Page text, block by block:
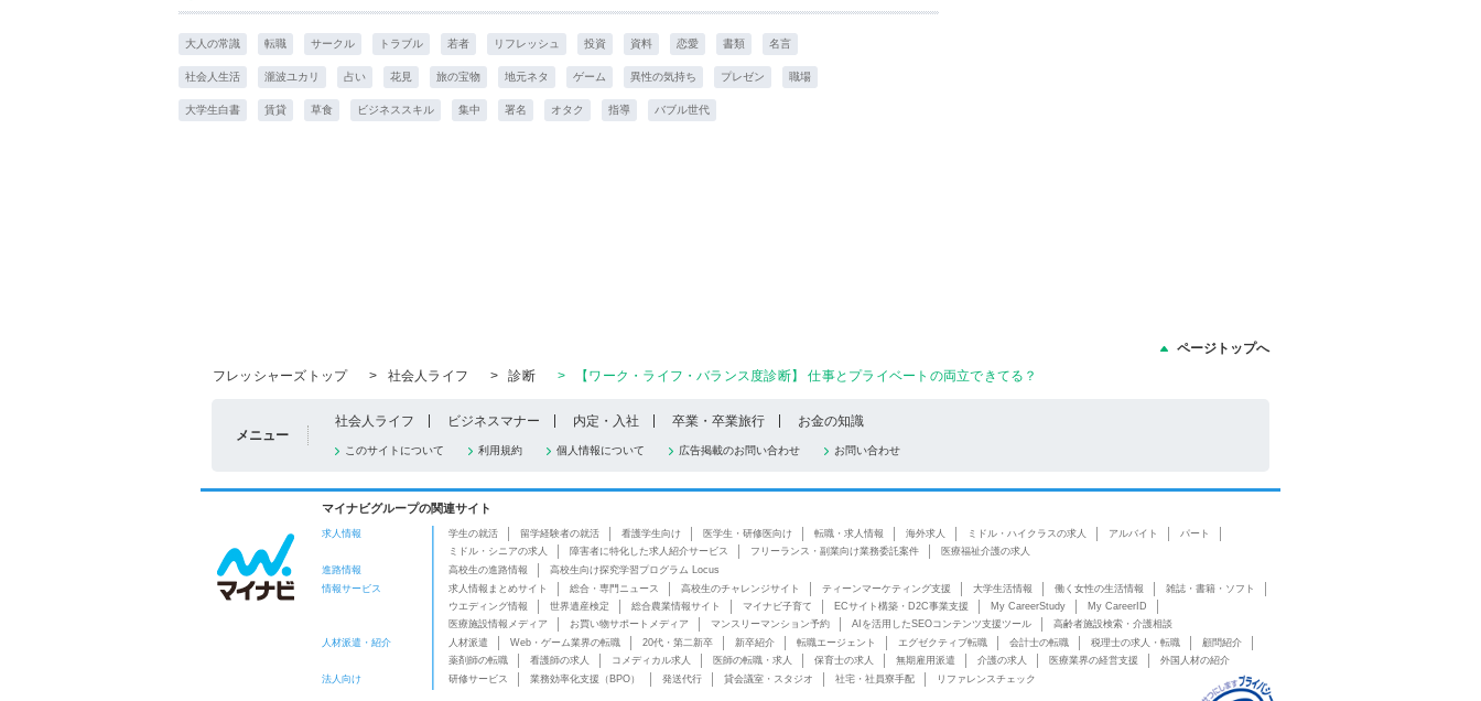
大人の常識 転職 サークル トラブル 若者 リフレッシュ 投資 資料 恋愛 書類 名言
社会人生活 瀧波ユカリ 占い 花見 旅の宝物 地元ネタ ゲーム 異性の気持ち プレゼン 職場
大学生白書 賃貸 草食 ビジネススキル 集中 署名 オタク 指導 バブル世代
ページトップへ
フレッシャーズトップ
> 社会人ライフ > 診断 > 【ワーク・ライフ・バランス度診断】 仕事とプライベートの両立できてる？
メニュー
社会人ライフ ビジネスマナー 内定・入社 卒業・卒業旅行 お金の知識
このサイトについて 利用規約 個人情報について 広告掲載のお問い合わせ お問い合わせ
マイナビグループの関連サイト
求人情報 学生の就活 留学経験者の就活 看護学生向け 医学生・研修医向け 転職・求人情報 海外求人 ミドル・ハイクラスの求人 アルバイト
パート
ミドル・シニアの求人
障害者に特化した求人紹介サービス フリーランス・副業向け業務委託案件
医療福祉介護の求人
進路情報
高校生の進路情報
高校生向け探究学習プログラム Locus
情報サービス
求人情報まとめサイト 総合・専門ニュース 高校生のチャレンジサイト ティーンマーケティング支援 大学生活情報 働く女性の生活情報
雑誌・書籍・ソフト
ウエディング情報
世界遺産検定 総合農業情報サイト マイナビ子育て ECサイト構築・D2C事業支援 My CareerStudy
My CareerID
医療施設情報メディア
お買い物サポートメディア マンスリーマンション予約 AIを活用したSEOコンテンツ支援ツール
高齢者施設検索・介護相談
人材派遣・紹介
人材派遣 Web・ゲーム業界の転職 20代・第二新卒 新卒紹介 転職エージェント エグゼクティブ転職 会計士の転職 税理士の求人・転職
顧問紹介
薬剤師の転職
看護師の求人 コメディカル求人 医師の転職・求人 保育士の求人 無期雇用派遣 介護の求人 医療業界の経営支援
外国人材の紹介
法人向け
研修サービス 業務効率化支援（BPO） 発送代行 貸会議室・スタジオ 社宅・社員寮手配 リファレンスチェック